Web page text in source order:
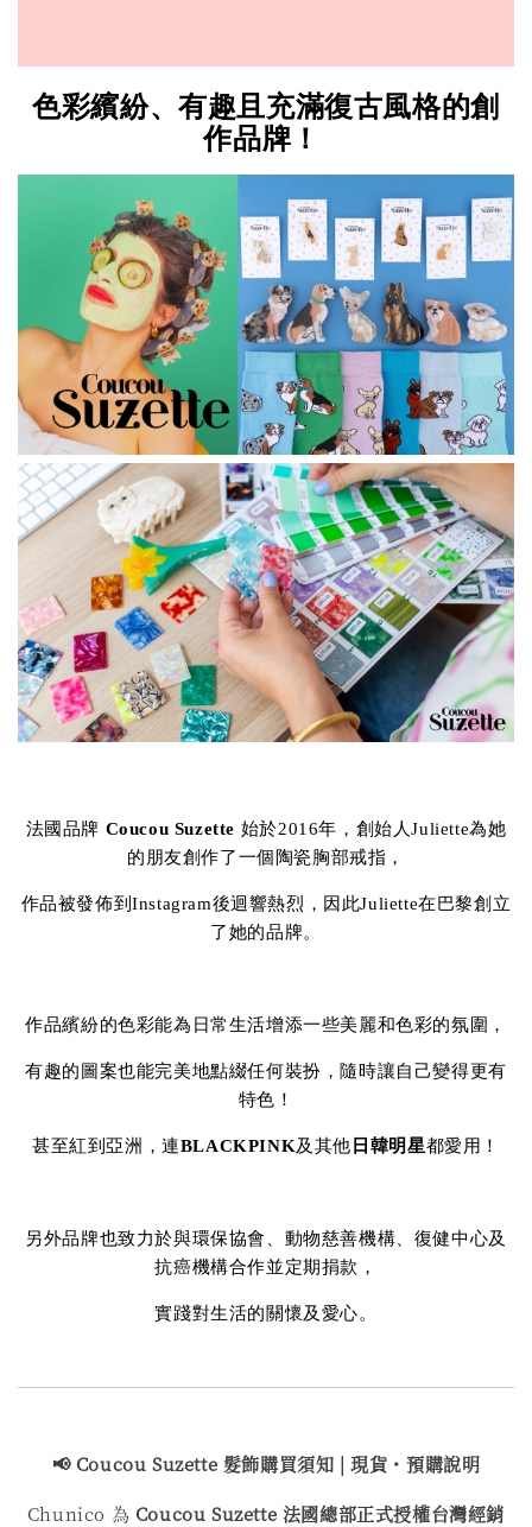
色彩繽紛、有趣且充滿復古風格的創
作品牌！
法國品牌 Coucou Suzette 始於2016年，創始人Juliette為她
的朋友創作了一個陶瓷胸部戒指，
作品被發佈到Instagram後迴響熱烈，因此Juliette在巴黎創立
了她的品牌。
作品繽紛的色彩能為日常生活增添一些美麗和色彩的氛圍，
有趣的圖案也能完美地點綴任何裝扮，隨時讓自己變得更有
特色！
甚至紅到亞洲，連BLACKPINK及其他 日韓明星都愛用！
另外品牌也致力於與環保協會、動物慈善機構、復健中心及
抗癌機構合作並定期捐款，
實踐對生活的關懷及愛心。
📢 Coucou Suzette 髮飾購買須知 | 現貨・預購說明
Chunico 為 Coucou Suzette 法國總部正式授權台灣經銷